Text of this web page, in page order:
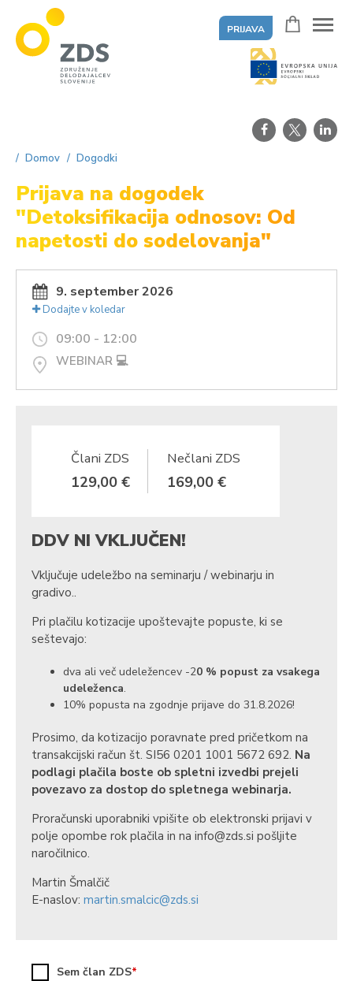
PRIJAVA
Domov Dogodki
Prijava na dogodek
"Detoksifikacija odnosov: Od
napetosti do sodelovanja"
9. september 2026
Dodajte v koledar
09:00 - 12:00
WEBINAR 💻
Člani ZDS
129,00 €
Nečlani ZDS
169,00 €
DDV NI VKLJUČEN!
Vključuje udeležbo na seminarju / webinarju in
gradivo..
Pri plačilu kotizacije upoštevajte popuste, ki se
seštevajo:
dva ali več udeležencev -20 % popust za vsakega
udeleženca.
10% popusta na zgodnje prijave do 31.8.2026!
Prosimo, da kotizacijo poravnate pred pričetkom na
transakcijski račun št. SI56 0201 1001 5672 692. Na
podlagi plačila boste ob spletni izvedbi prejeli
povezavo za dostop do spletnega webinarja.
Proračunski uporabniki vpišite ob elektronski prijavi v
polje opombe rok plačila in na info@zds.si pošljite
naročilnico.
Martin Šmalčič
E-naslov: martin.smalcic@zds.si
Sem član ZDS*